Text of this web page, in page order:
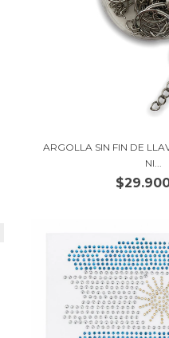
ARGOLLA SIN FIN DE
NI...